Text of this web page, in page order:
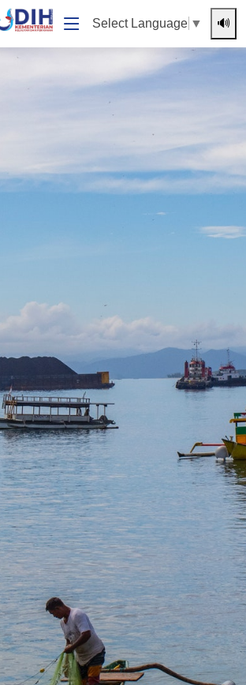
Select Language ▼ 🔊